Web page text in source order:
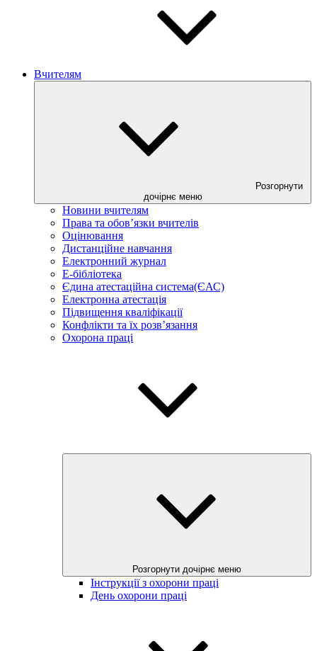
Вчителям
Розгорнути
дочірнє меню
Новини вчителям
Права та обов’язки вчителів
Оцінювання
Дистанційне навчання
Електронний журнал
E-бібліотека
Єдина атестаційна система(ЄАС)
Електронна атестація
Підвищення кваліфікації
Конфлікти та їх розв’язання
Охорона праці
Розгорнути дочірнє меню
Інструкції з охорони праці
День охорони праці